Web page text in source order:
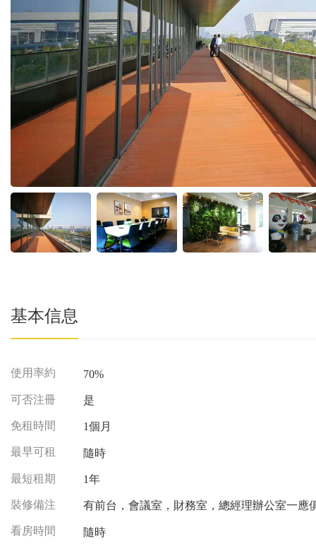
基本信息
使用率約 70%
可否注冊 是
免租時間 1個月
最早可租 隨時
最短租期 1年
裝修備注 有前台，會議室，財務室，總經理辦公室一應
看房時間 隨時